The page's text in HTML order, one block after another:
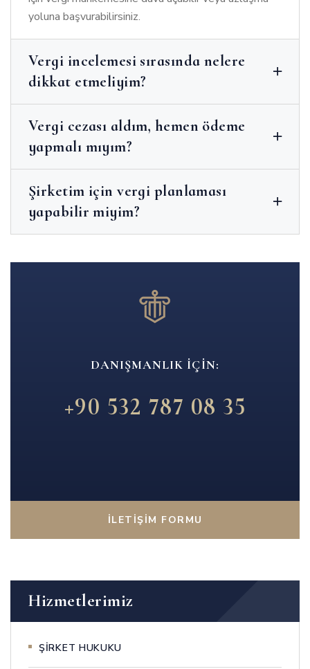
yoluna başvurabilirsiniz.
Vergi incelemesi sırasında nelere
dikkat etmeliyim?
Vergi cezası aldım, hemen ödeme
yapmalı mıyım?
Şirketim için vergi planlaması
yapabilir miyim?
DANIŞMANLIK İÇIN:
+90 532 787 08 35
İLETIŞIM FORMU
Hizmetlerimiz
ŞIRKET HUKUKU